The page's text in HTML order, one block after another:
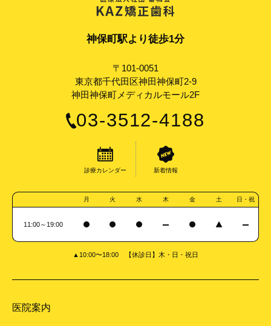
神保町駅より徒歩1分
〒101-0051
東京都千代田区神田神保町2-9
神田神保町メディカルモール2F
03-3512-4188
診療カレンダー 新着情報
月 火 水 木 金 土 日・祝
11:00～19:00
▲10:00〜18:00 【休診日】木・日・祝日
医院案内